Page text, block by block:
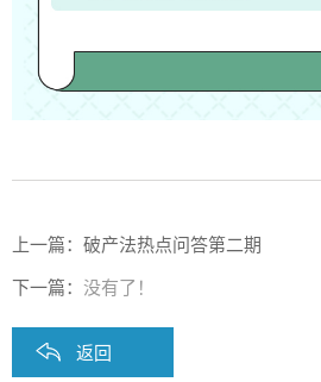
上一篇： 破产法热点问答第二期
下一篇： 没有了！
返回